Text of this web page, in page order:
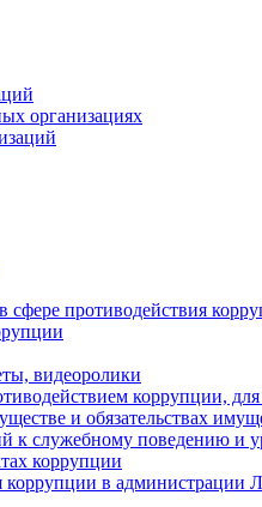
организациях
противодействия
видеоролики
коррупции, для
и обязательствах
к служебному поведению и
коррупции
в администрации